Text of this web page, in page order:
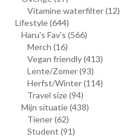
Vitamine waterfilter(12)
Lifestyle(644)
Haru's Fav's (566)
Merch (16)
Vegan friendly(413)
Lente/Zomer(93)
Herfst/Winter(114)
Travel size(94)
Mijn situatie(438)
Tiener(62)
Student (91)